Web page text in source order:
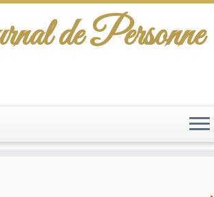
de Personne